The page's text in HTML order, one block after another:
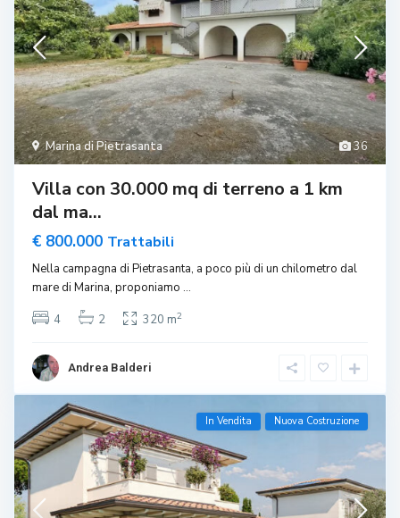
36
Marina di Pietrasanta
Villa con 30.000 mq di terreno a 1 km
dal ma...
€ 800.000 Trattabili
Nella campagna di Pietrasanta, a poco più di un chilometro dal
mare di Marina, proponiamo...
4
2 320 m2
Andrea Balderi
In Vendita Nuova Costruzione